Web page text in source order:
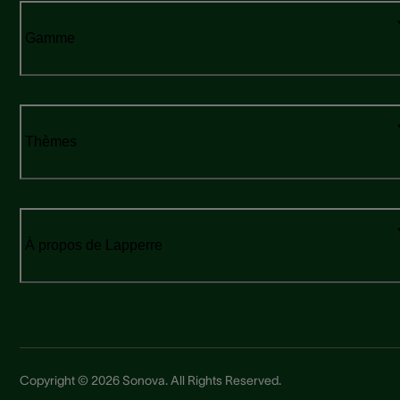
Gamme
Thèmes
À propos de Lapperre
Copyright © 2026 Sonova. All Rights Reserved.